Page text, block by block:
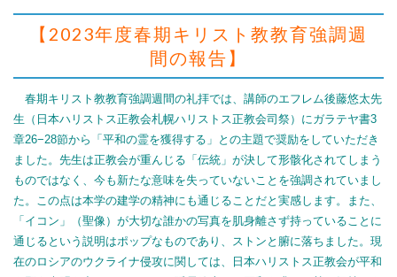
【2023年度春期キリスト教教育強調週
間の報告】
春期キリスト教教育強調週間の礼拝では、講師のエフレム後藤悠太先
生（日本ハリストス正教会札幌ハリストス正教会司祭）にガラテヤ書3
章26−28節から「平和の霊を獲得する」との主題で奨励をしていただき
ました。先生は正教会が重んじる「伝統」が決して形骸化されてしまう
ものではなく、今も新たな意味を失っていないことを強調されていまし
た。この点は本学の建学の精神にも通じることだと実感します。また、
「イコン」（聖像）が大切な誰かの写真を肌身離さず持っていることに
通じるという説明はポップなものであり、ストンと腑に落ちました。現
在のロシアのウクライナ侵攻に関しては、日本ハリストス正教会が平和